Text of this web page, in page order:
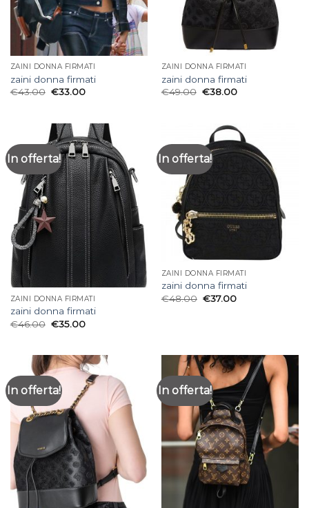
ZAINI DONNA FIRMATI
zaini donna firmati
€43.00 €33.00
ZAINI DONNA FIRMATI
zaini donna firmati
€49.00 €38.00
In offerta!
ZAINI DONNA FIRMATI
zaini donna firmati
€46.00 €35.00
In offerta!
ZAINI DONNA FIRMATI
zaini donna firmati
€48.00 €37.00
In offerta! In offerta!